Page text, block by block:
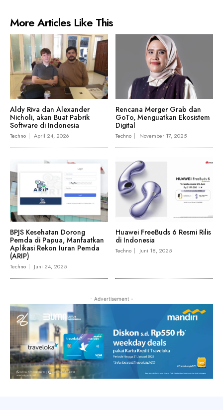
More Articles Like This
Aldy Riva dan Alexander
Nicholi, akan Buat Pabrik
Software di Indonesia
Techno April 24, 2026
Rencana Merger Grab dan
GoTo, Menguatkan Ekosistem
Digital
Techno November 17, 2025
BPJS Kesehatan Dorong
Pemda di Papua, Manfaatkan
Aplikasi Rekon Iuran Pemda
(ARIP)
Techno Juni 24, 2025
Huawei FreeBuds 6 Resmi Rilis
di Indonesia
Techno Juni 18, 2025
- Advertisement -